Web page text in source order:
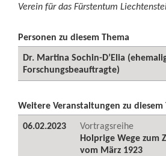
Verein für das Fürstentum
Personen zu diesem Thema
Dr. Martina Sochin-D’Elia
Forschungsbeauftragte)
Weitere Veranstaltungen zu diesem
06.02.2023
Vortragsreihe
Holprige Wege zum
vom März 1923